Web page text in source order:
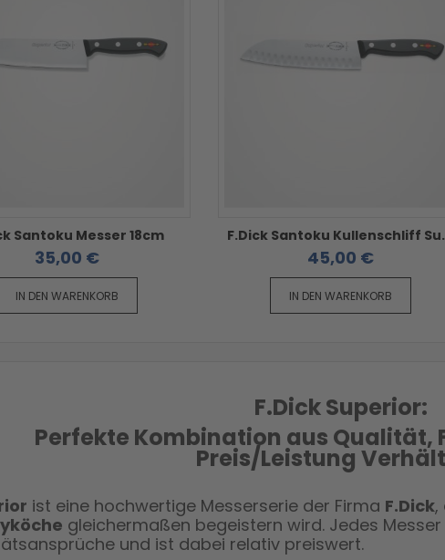
Santoku Messer 18cm
35,00 €
IN DEN WARENKORB
F.Dick
45,00 €
IN DEN WARENKORB
F.Dick Superior:
Perfekte Kombination aus Qualität,
Preis/Leistung
ist eine hochwertige Messerserie der Firma F.Dick,
gleichermaßen begeistern wird. Jedes
und ist dabei relativ preiswert.